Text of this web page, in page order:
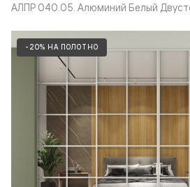
АЛПР 040.05. Алюминий Белый
-20% НА ПОЛОТНО